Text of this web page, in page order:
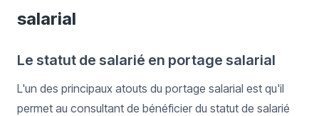
salarial
Le statut de salarié en portage salarial
L'un des principaux atouts du portage salarial est qu'il
permet au consultant de bénéficier du statut de salarié